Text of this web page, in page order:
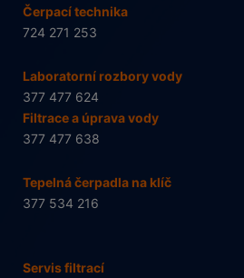
Čerpací technika
724 271 253
Laboratorní rozbory vody
377 477 624
Filtrace a úprava vody
377 477 638
Tepelná čerpadla na klíč
377 534 216
Servis filtrací